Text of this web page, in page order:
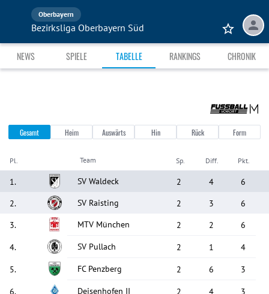
Oberbayern
Bezirksliga Oberbayern Süd
NEWS SPIELE TABELLE RANKINGS CHRONIK
Gesamt Heim Auswärts Hin Rück Form
Pl. Team Sp. Diff. Pkt.
1. SV Waldeck 2 4
6
2. SV Raisting 2 3
6
3. MTV München 2 2 6
4. SV Pullach 2 1 4
5. FC Penzberg 2 6 3
6. Deisenhofen II 2 4 3